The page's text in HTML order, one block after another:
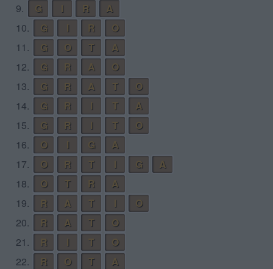
9.
G R
A
10.
G R
O
11.
G O T
A
12.
G R A
O
13.
G R A T
O
14.
G R T
A
15.
G R T
O
16.
O G
A
17.
O R T G
A
18.
O T R
A
19.
R A T
O
20.
R A T
O
21.
R T
O
22.
R O T
A